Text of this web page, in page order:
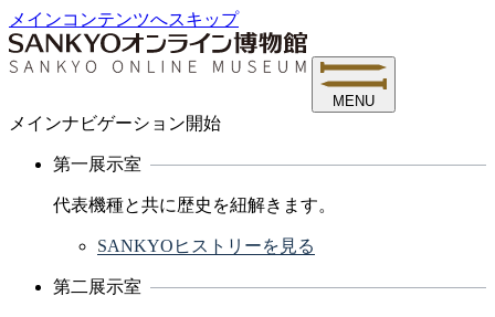
メインコンテンツへスキップ
MENU
メインナビゲーション開始
第一展示室
代表機種と共に歴史を紐解きます。
SANKYOヒストリーを見る
第二展示室